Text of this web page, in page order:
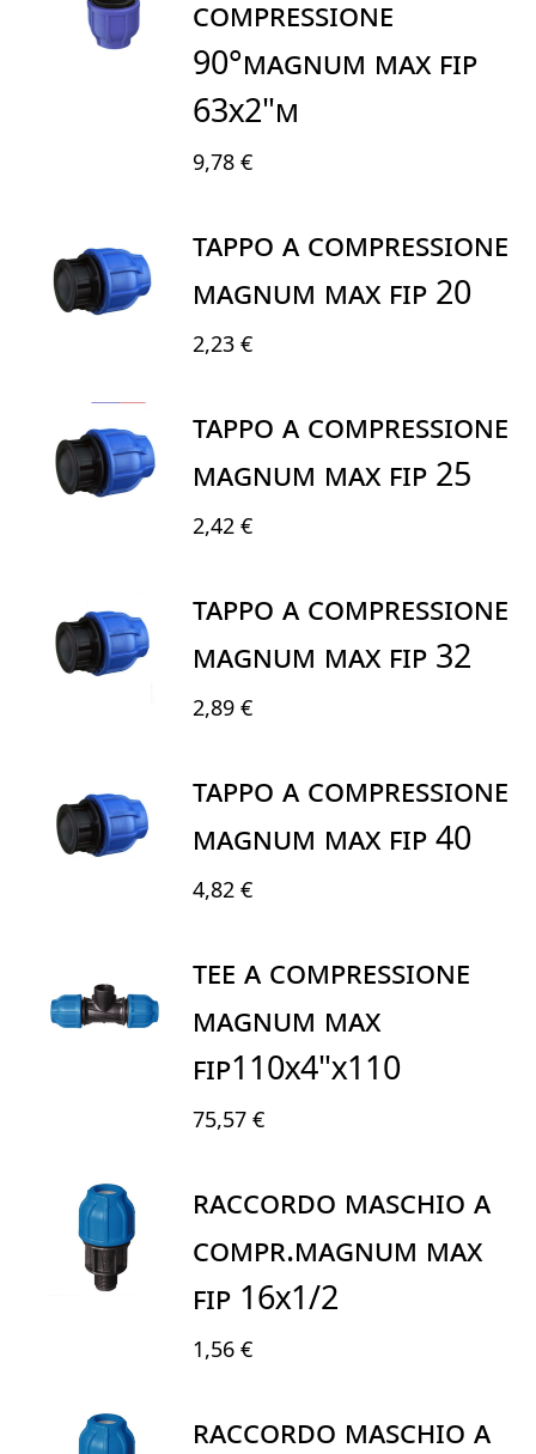
COMPRESSIONE
90°MAGNUM MAX FIP
63X2"M
9,78 €
TAPPO A COMPRESSIONE
MAGNUM MAX FIP 20
2,23 €
TAPPO A COMPRESSIONE
MAGNUM MAX FIP 25
2,42 €
TAPPO A COMPRESSIONE
MAGNUM MAX FIP 32
2,89 €
TAPPO A COMPRESSIONE
MAGNUM MAX FIP 40
4,82 €
TEE A COMPRESSIONE
MAGNUM MAX
FIP110X4"X110
75,57 €
RACCORDO MASCHIO A
COMPR.MAGNUM MAX
FIP 16X1/2
1,56 €
RACCORDO MASCHIO A